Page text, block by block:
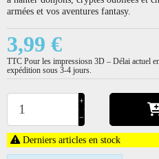
armées et vos aventures fantasy.
3,99 €
TTC Pour les impressiosn 3D – Délai actuel
expédition sous 3-4 jours.
+
−
Derniers articles en stock